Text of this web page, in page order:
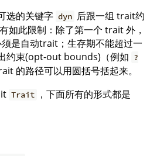
选的关键字 dyn 后跟一组 trait约
如此限制：除了第一个 trait 外，
是自动trait；生存期不能超过一
约束(opt-out bounds)（例如 ?
的路径可以用圆括号括起来。
Trait
，下面所有的形式都是